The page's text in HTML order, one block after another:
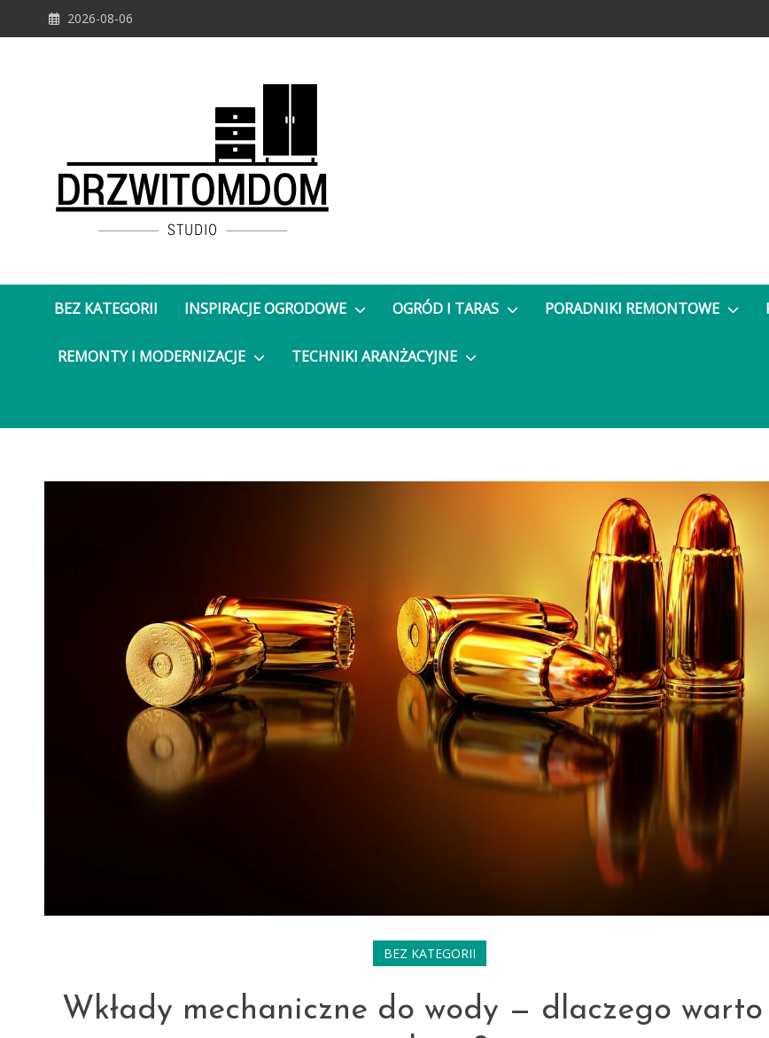
2026-08-06
BEZ KATEGORII INSPIRACJE OGRODOWE OGRÓD I TARAS PORADNIKI REMONTOWE
REMONTY I MODERNIZACJE TECHNIKI ARANŻACYJNE
BEZ KATEGORII
Wkłady mechaniczne do wody — dlaczego warto